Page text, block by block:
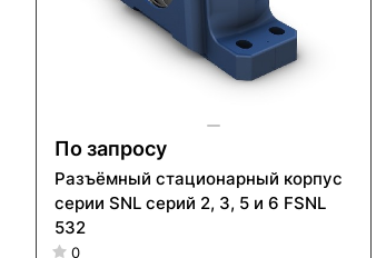
По запросу
Разъёмный стационарный корпус
серии SNL серий 2, 3, 5 и 6 FSNL
532
0